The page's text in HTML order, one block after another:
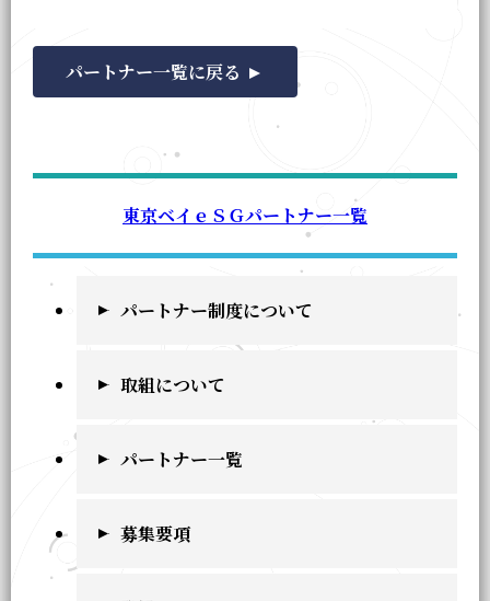
東京ベイｅＳＧパートナー一覧
パートナー制度について
取組について
パートナー一覧
募集要項
パートナー一覧に戻る